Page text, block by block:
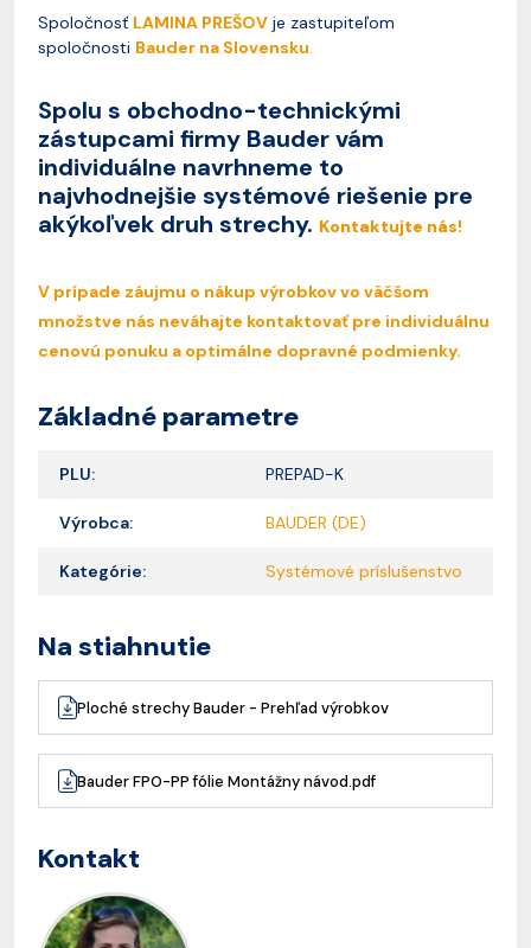
Spoločnosť LAMINA PREŠOV je zastupiteľom
spoločnosti Bauder na Slovensku.
Spolu s obchodno-technickými
zástupcami firmy Bauder vám
individuálne navrhneme to
najvhodnejšie systémové riešenie pre
akýkoľvek druh strechy. Kontaktujte nás!
V prípade záujmu o nákup výrobkov vo väčšom
množstve nás neváhajte kontaktovať pre individuálnu
cenovú ponuku a optimálne dopravné podmienky.
Základné parametre
PLU: PREPAD-K
Výrobca: BAUDER (DE)
Kategórie: Systémové príslušenstvo
Na stiahnutie
Ploché strechy Bauder - Prehľad výrobkov
Bauder FPO-PP fólie Montážny návod.pdf
Kontakt